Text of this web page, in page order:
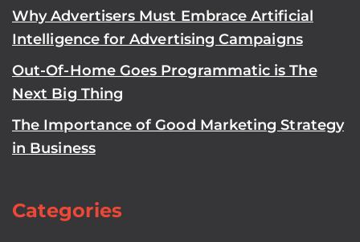
Why Advertisers Must Embrace Artificial
Intelligence for Advertising Campaigns
Out-Of-Home Goes Programmatic is The
Next Big Thing
The Importance of Good Marketing Strategy
in Business
Categories